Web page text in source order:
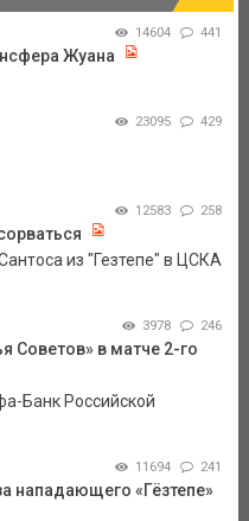
14604 441
Жуана
23095 429
12583 258
из "Гезтепе" в ЦСКА
3978 246
Советов» в матче 2-го
Банк Российской
11694 241
нападающего «Гёзтепе»